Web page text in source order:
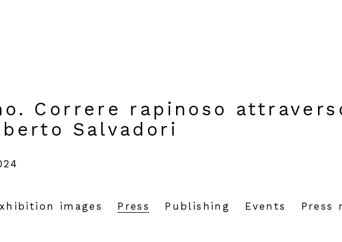
Correre rapinoso
Salvadori
images Press Publishing Events Press